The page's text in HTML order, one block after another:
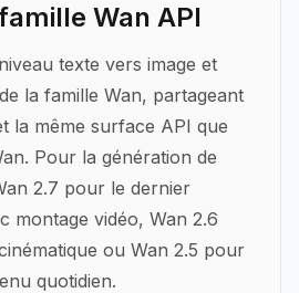
Wan API
texte vers image et
la famille Wan, partageant
la même surface API que
Pour la génération de
2.7 pour le dernier
montage vidéo, Wan 2.6
ou Wan 2.5 pour
quotidien.